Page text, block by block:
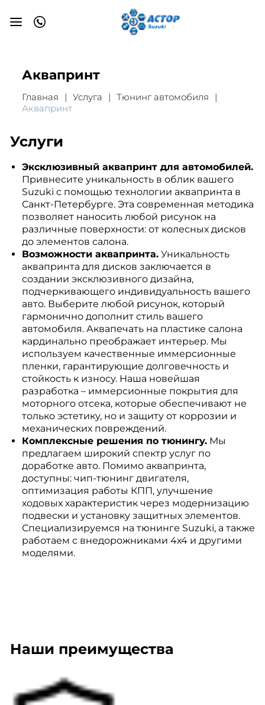
Аквапринт
Главная Услуга
Тюнинг автомобиля
Аквапринт
Услуги
Эксклюзивный аквапринт для автомобилей.
Привнесите уникальность в облик вашего
Suzuki с помощью технологии аквапринта в
Санкт-Петербурге. Эта современная методика
позволяет наносить любой рисунок на
различные поверхности: от колесных дисков
до элементов салона.
Возможности аквапринта.Уникальность
аквапринта для дисков заключается в
создании эксклюзивного дизайна,
подчеркивающего индивидуальность вашего
авто. Выберите любой рисунок, который
гармонично дополнит стиль вашего
автомобиля. Аквапечать на пластике салона
кардинально преображает интерьер. Мы
используем качественные иммерсионные
пленки, гарантирующие долговечность и
стойкость к износу. Наша новейшая
разработка – иммерсионные покрытия для
моторного отсека, которые обеспечивают не
только эстетику, но и защиту от коррозии и
механических повреждений.
Комплексные решения по тюнингу.Мы
предлагаем широкий спектр услуг по
доработке авто. Помимо аквапринта,
доступны: чип-тюнинг двигателя,
оптимизация работы КПП, улучшение
ходовых характеристик через модернизацию
подвески и установку защитных элементов.
Специализируемся на тюнинге Suzuki, а также
работаем с внедорожниками 4х4 и другими
моделями.
Наши преимущества